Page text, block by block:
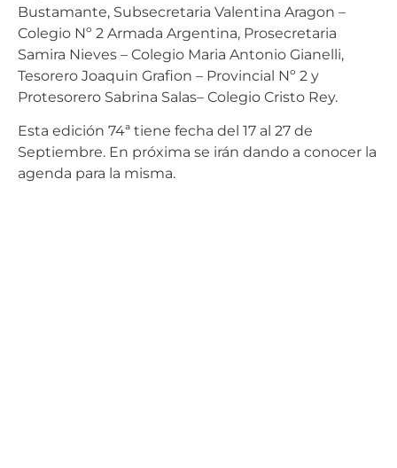
Bustamante, Subsecretaria Valentina Aragon –
Colegio Nº 2 Armada Argentina, Prosecretaria
Samira Nieves – Colegio Maria Antonio Gianelli,
Tesorero Joaquin Grafion – Provincial Nº 2 y
Protesorero Sabrina Salas– Colegio Cristo Rey.
Esta edición 74ª tiene fecha del 17 al 27 de
Septiembre. En próxima se irán dando a conocer la
agenda para la misma.